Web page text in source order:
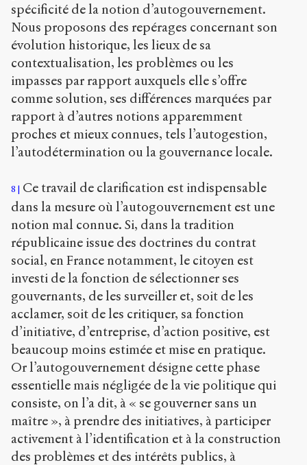
spécificité de la notion d’autogouvernement.
Nous proposons des repérages concernant son
évolution historique, les lieux de sa
contextualisation, les problèmes ou les
impasses par rapport auxquels elle s’offre
comme solution, ses différences marquées par
rapport à d’autres notions apparemment
proches et mieux connues, tels l’autogestion,
l’autodétermination ou la gouvernance locale.
8
Ce travail de clarification est indispensable
dans la mesure où l’autogouvernement est une
notion mal connue. Si, dans la tradition
républicaine issue des doctrines du contrat
social, en France notamment, le citoyen est
investi de la fonction de sélectionner ses
gouvernants, de les surveiller et, soit de les
acclamer, soit de les critiquer, sa fonction
d’initiative, d’entreprise, d’action positive, est
beaucoup moins estimée et mise en pratique.
Or l’autogouvernement désigne cette phase
essentielle mais négligée de la vie politique qui
consiste, on l’a dit, à « se gouverner sans un
maître », à prendre des initiatives, à participer
activement à l’identification et à la construction
des problèmes et des intérêts publics, à